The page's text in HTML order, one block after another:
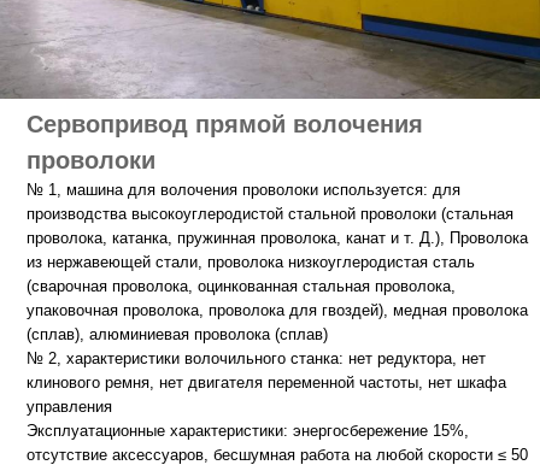
Сервопривод прямой волочения
проволоки
№ 1, машина для волочения проволоки используется: для
производства высокоуглеродистой стальной проволоки (стальная
проволока, катанка, пружинная проволока, канат и т. Д.), Проволока
из нержавеющей стали, проволока низкоуглеродистая сталь
(сварочная проволока, оцинкованная стальная проволока,
упаковочная проволока, проволока для гвоздей), медная проволока
(сплав), алюминиевая проволока (сплав)
№ 2, характеристики волочильного станка: нет редуктора, нет
клинового ремня, нет двигателя переменной частоты, нет шкафа
управления
Эксплуатационные характеристики: энергосбережение 15%,
отсутствие аксессуаров, бесшумная работа на любой скорости ≤ 50